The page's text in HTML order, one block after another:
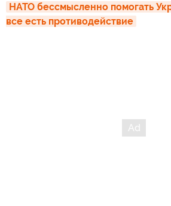
НАТО бессмысленно помогать
все есть противодействие